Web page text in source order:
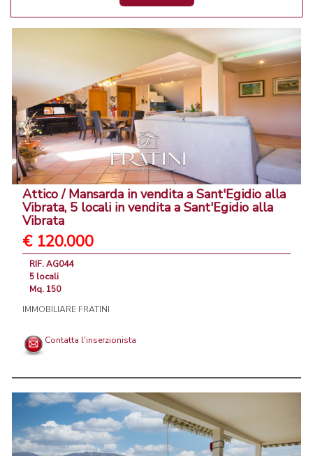
Attico / Mansarda in vendita a Sant'Egidio alla
Vibrata, 5 locali in vendita a Sant'Egidio alla
Vibrata
€ 120.000
RIF. AG044
5 locali
Mq. 150
IMMOBILIARE FRATINI
Contatta l'inserzionista